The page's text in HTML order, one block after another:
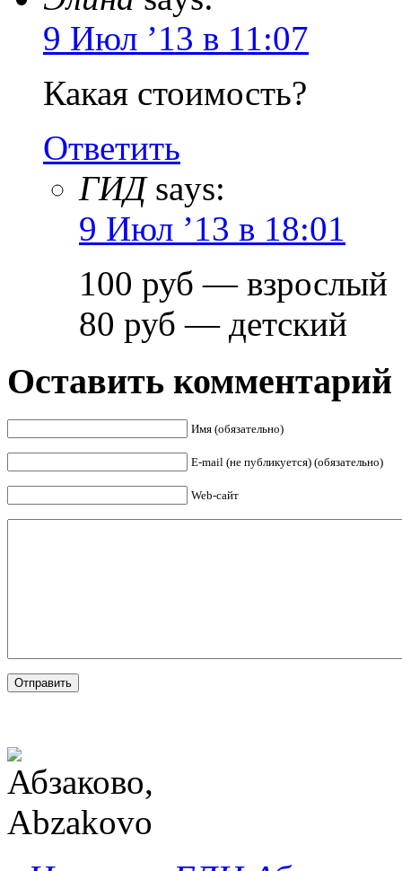
9 Июл ’13 в 11:07
Какая стоимость?
Ответить
ГИД says:
9 Июл ’13 в 18:01
100 руб — взрослый
80 руб — детский
Оставить комментарий
Имя (обязательно)
E-mail (не публикуется) (обязательно)
Web-сайт